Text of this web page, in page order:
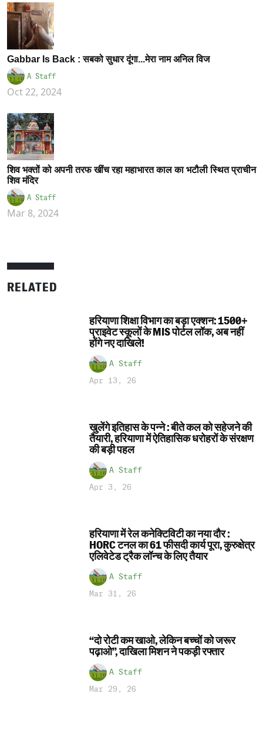
Gabbar Is Back : सबको सुधार दूंगा...मेरा नाम अनिल विज
A Staff
Oct 22, 2024
शिव भक्तों को अपनी तरफ खींच रहा महाभारत काल का भटौली स्थित प्राचीन
शिव मंदिर
A Staff
Mar 8, 2024
RELATED
हरियाणा शिक्षा विभाग का बड़ा एक्शन: 1500+
प्राइवेट स्कूलों के MIS पोर्टल लॉक, अब नहीं
होंगे नए दाखिले!
A Staff
Apr 13, 26
खुलेंगे इतिहास के पन्ने : बीते कल को सहेजने की
तैयारी, हरियाणा में ऐतिहासिक धरोहरों के संरक्षण
की बड़ी पहल
A Staff
Apr 3, 26
हरियाणा में रेल कनेक्टिविटी का नया दौर :
HORC टनल का 61 फीसदी कार्य पूरा, कुरुक्षेत्र
एलिवेटेड ट्रैक लॉन्च के लिए तैयार
A Staff
Mar 31, 26
“दो रोटी कम खाओ, लेकिन बच्चों को जरूर
पढ़ाओ”, दाखिला मिशन ने पकड़ी रफ्तार
A Staff
Mar 29, 26